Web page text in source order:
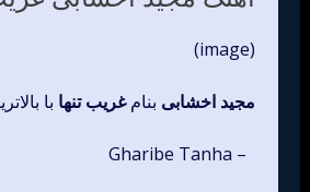
(image)
مجید اخشابی بنامغریب تنها با
– Gharibe Tanha